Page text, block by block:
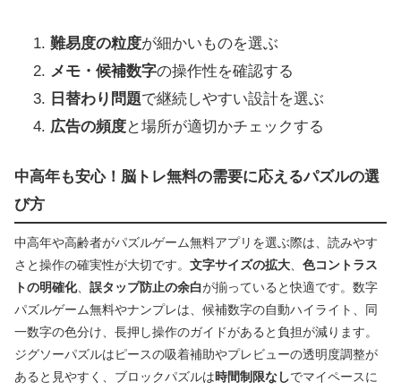
難易度の粒度が細かいものを選ぶ
メモ・候補数字の操作性を確認する
日替わり問題で継続しやすい設計を選ぶ
広告の頻度と場所が適切かチェックする
中高年も安心！脳トレ無料の需要に応えるパズルの選
び方
中高年や高齢者がパズルゲーム無料アプリを選ぶ際は、読みやす
さと操作の確実性が大切です。 文字サイズの拡大
色コントラス
トの明確化、 誤タップ防止の余白が揃っていると快適です。数字
パズルゲーム無料やナンプレは、候補数字の自動ハイライト、同
一数字の色分け、長押し操作のガイドがあると負担が減ります。
ジグソーパズルはピースの吸着補助やプレビューの透明度調整が
あると見やすく、ブロックパズルは時間制限なしでマイペースに